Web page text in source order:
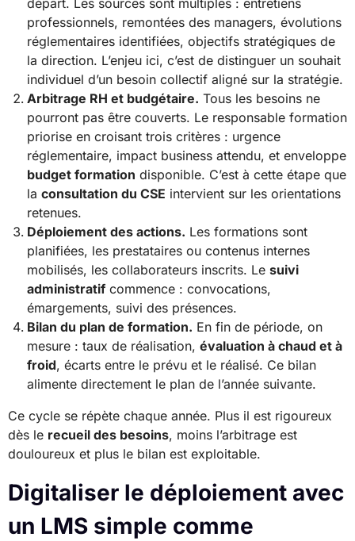
départ. Les sources sont multiples : entretiens
professionnels, remontées des managers, évolutions
réglementaires identifiées, objectifs stratégiques de
la direction. L’enjeu ici, c’est de distinguer un souhait
individuel d’un besoin collectif aligné sur la stratégie.
Arbitrage RH et budgétaire. Tous les besoins ne
pourront pas être couverts. Le responsable formation
priorise en croisant trois critères : urgence
réglementaire, impact business attendu, et enveloppe
budget formation disponible. C’est à cette étape que
la consultation du CSE intervient sur les orientations
retenues.
Déploiement des actions. Les formations sont
planifiées, les prestataires ou contenus internes
mobilisés, les collaborateurs inscrits. Le suivi
administratif commence : convocations,
émargements, suivi des présences.
Bilan du plan de formation. En fin de période, on
mesure : taux de réalisation, évaluation à chaud et à
froid, écarts entre le prévu et le réalisé. Ce bilan
alimente directement le plan de l’année suivante.
Ce cycle se répète chaque année. Plus il est rigoureux
dès le recueil des besoins, moins l’arbitrage est
douloureux et plus le bilan est exploitable.
Digitaliser le déploiement avec
un LMS simple comme